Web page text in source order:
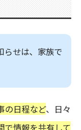
らせは、家族で
の日程など、日々
で情報を共有して